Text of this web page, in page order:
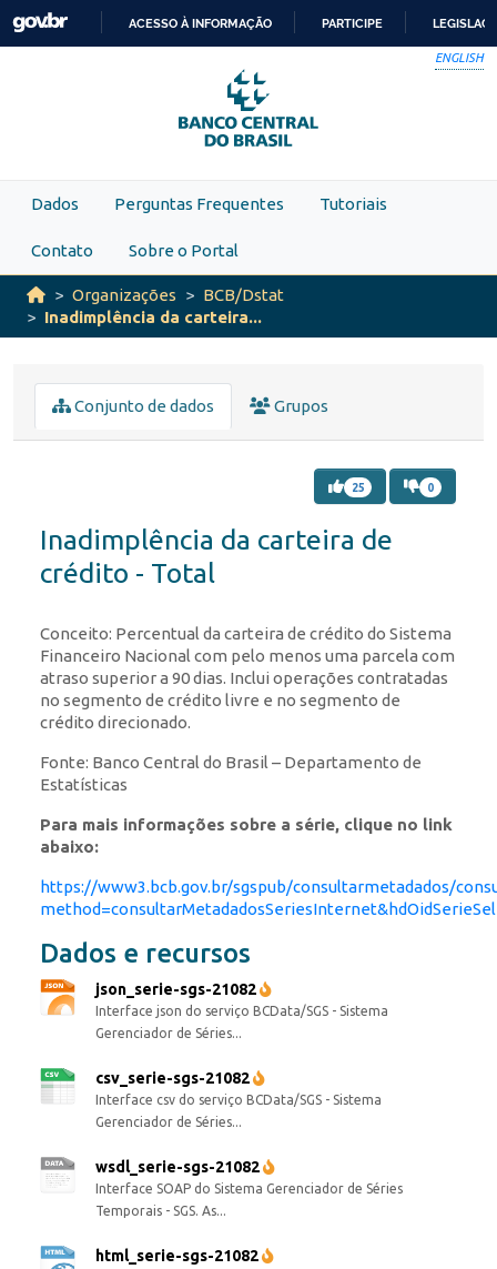
Skip to main content
PARA
O
CONTEÚDO
ACESSO À INFORMAÇÃO PARTICIPE
ENGLISH
Dados Perguntas Frequentes Tutoriais
Contato Sobre o Portal
Organizações
BCB/Dstat
Inadimplência da carteira...
Conjunto de dados Grupos
Inadimplência da carteira de
crédito - Total
Conceito: Percentual da carteira de crédito do Sistema
Financeiro Nacional com pelo menos uma parcela com
atraso superior a 90 dias. Inclui operações contratadas
no segmento de crédito livre e no segmento de
crédito direcionado.
Fonte: Banco Central do Brasil – Departamento de
Estatísticas
Para mais informações sobre a série, clique no link
abaixo:
https://www3.bcb.gov.br/sgspub/consultarmetadados/
25 0
Dados e recursos
json_serie-sgs-21082
Interface json do serviço BCData/SGS - Sistema
Gerenciador de Séries...
csv_serie-sgs-21082
Interface csv do serviço BCData/SGS - Sistema
Gerenciador de Séries...
wsdl_serie-sgs-21082
Interface SOAP do Sistema Gerenciador de Séries
Temporais - SGS. As...
html_serie-sgs-21082